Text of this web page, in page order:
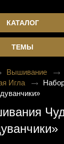
КАТАЛОГ
ТЕМЫ
Вышивание
Игла